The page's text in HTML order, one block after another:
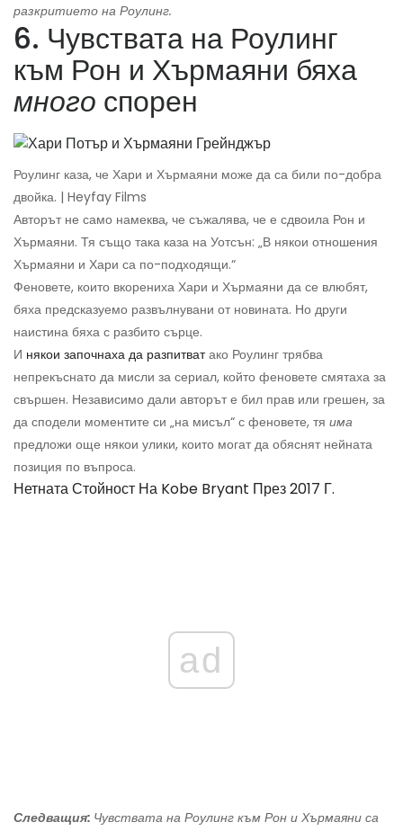
разкритието на Роулинг.
6. Чувствата на Роулинг
към Рон и Хърмаяни бяха
много спорен
Роулинг каза, че Хари и Хърмаяни може да са били по-добра
двойка. | Heyfay Films
Авторът не само намеква, че съжалява, че е сдвоила Рон и
Хърмаяни. Тя също така каза на Уотсън: „В някои отношения
Хърмаяни и Хари са по-подходящи.“
Феновете, които вкорениха Хари и Хърмаяни да се влюбят,
бяха предсказуемо развълнувани от новината. Но други
наистина бяха с разбито сърце.
И някои започнаха да разпитватако Роулинг трябва
непрекъснато да мисли за сериал, който феновете смятаха за
свършен. Независимо дали авторът е бил прав или грешен, за
да сподели моментите си „на мисъл“ с феновете, тя има
предложи още някои улики, които могат да обяснят нейната
позиция по въпроса.
Нетната Стойност На Kobe Bryant През 2017 Г.
ad
Следващия: Чувствата на Роулинг към Рон и Хърмаяни са